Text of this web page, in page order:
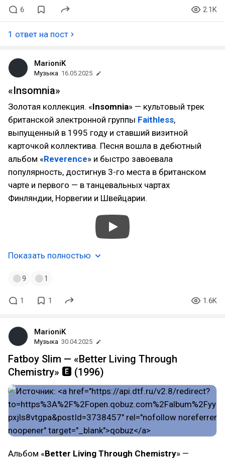
6 2.1K
1 ответ на пост
MarioniK
Музыка 16.05.2025
«Insomnia»
Золотая коллекция. «Insomnia» — культовый трек
британской электронной группы Faithless,
выпущенный в 1995 году и ставший визитной
карточкой коллектива. Песня вошла в дебютный
альбом «Reverence» и быстро завоевала
популярность, достигнув 3-го места в британском
чарте и первого — в танцевальных чартах
Финляндии, Норвегии и Швейцарии.
Показать полностью
9 1
1 1 1.6K
MarioniK
Музыка 30.04.2025
Fatboy Slim — «Better Living Through
Chemistry» 🅴 (1996)
Альбом «Better Living Through Chemistry» —